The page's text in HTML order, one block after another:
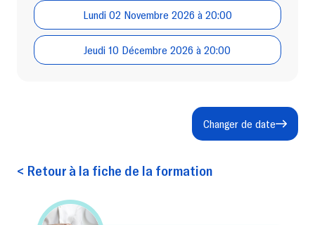
Lundi 02 Novembre 2026 à 20:00
Jeudi 10 Décembre 2026 à 20:00
Changer de date
< Retour à la fiche de la formation